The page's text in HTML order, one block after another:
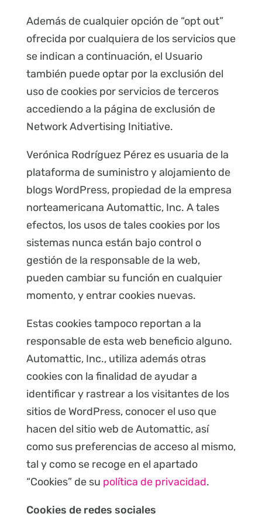
Además de cualquier opción de “opt out”
ofrecida por cualquiera de los servicios que
se indican a continuación, el Usuario
también puede optar por la exclusión del
uso de cookies por servicios de terceros
accediendo a la página de exclusión de
Network Advertising Initiative.
Verónica Rodríguez Pérez es usuaria de la
plataforma de suministro y alojamiento de
blogs WordPress, propiedad de la empresa
norteamericana Automattic, Inc. A tales
efectos, los usos de tales cookies por los
sistemas nunca están bajo control o
gestión de la responsable de la web,
pueden cambiar su función en cualquier
momento, y entrar cookies nuevas.
Estas cookies tampoco reportan a la
responsable de esta web beneficio alguno.
Automattic, Inc., utiliza además otras
cookies con la finalidad de ayudar a
identificar y rastrear a los visitantes de los
sitios de WordPress, conocer el uso que
hacen del sitio web de Automattic, así
como sus preferencias de acceso al mismo,
tal y como se recoge en el apartado
“Cookies” de su política de privacidad.
Cookies de redes sociales